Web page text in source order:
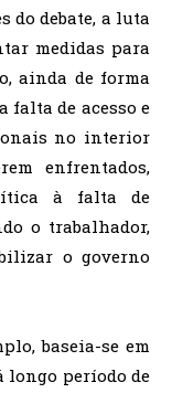
do debate, a luta
medidas para
ainda de forma
falta de acesso e
no interior
enfrentados,
à falta de
o trabalhador,
o governo
baseia-se em
longo período de